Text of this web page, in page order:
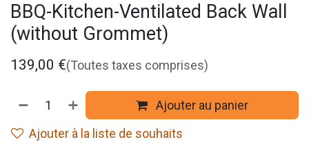
BBQ-Kitchen-Ventilated Back Wall
(without Grommet)
139,00 €(Toutes taxes comprises)
Ajouter au panier
Ajouter à la liste de souhaits